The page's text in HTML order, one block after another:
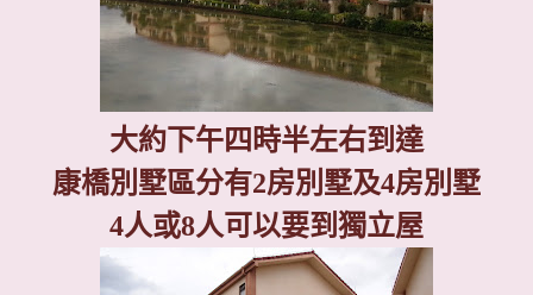
大約下午四時半左右到達
康橋別墅區分有2房別墅及4房別墅
4人或8人可以要到獨立屋